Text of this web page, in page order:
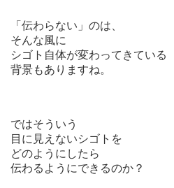
「伝わらない」のは、
そんな風に
シゴト自体が変わってきている
背景もありますね。
ではそういう
目に見えないシゴトを
どのようにしたら
伝わるようにできるのか？